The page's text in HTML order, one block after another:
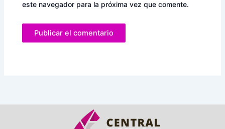
este navegador para la próxima vez que comente.